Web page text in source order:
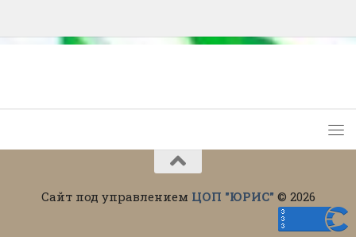
Сайт под управлением ЦОП "ЮРИС" © 2026